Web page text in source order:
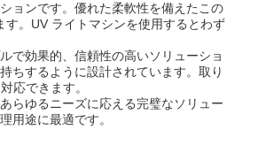
ョンです。優れた柔軟性を備えたこの
。UV ライトマシンを使用するとわず
で効果的、信頼性の高いソリューショ
ちするように設計されています。取り
応できます。
らゆるニーズに応える完璧なソリュー
用途に最適です。